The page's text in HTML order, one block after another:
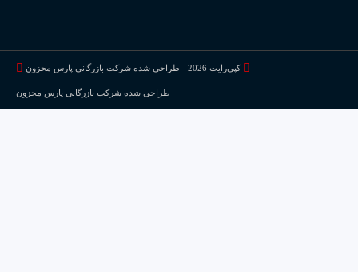
کپی‌رایت 2026 - طراحی شده شرکت بازرگانی پارس محزون
طراحی شده شرکت بازرگانی پارس محزون